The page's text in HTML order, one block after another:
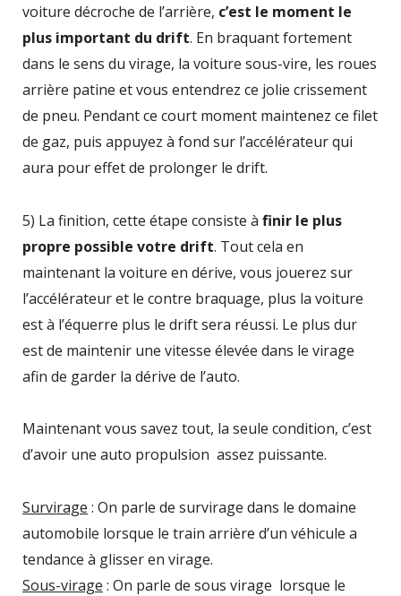
voiture décroche de l’arrière, c’est le moment le
plus important du drift. En braquant fortement
dans le sens du virage, la voiture sous-vire, les roues
arrière patine et vous entendrez ce jolie crissement
de pneu. Pendant ce court moment maintenez ce filet
de gaz, puis appuyez à fond sur l’accélérateur qui
aura pour effet de prolonger le drift.
5) La finition, cette étape consiste à finir le plus
propre possible votre drift. Tout cela en
maintenant la voiture en dérive, vous jouerez sur
l’accélérateur et le contre braquage, plus la voiture
est à l’équerre plus le drift sera réussi. Le plus dur
est de maintenir une vitesse élevée dans le virage
afin de garder la dérive de l’auto.
Maintenant vous savez tout, la seule condition, c’est
d’avoir une auto propulsion assez puissante.
Survirage : On parle de survirage dans le domaine
automobile lorsque le train arrière d’un véhicule a
tendance à glisser en virage.
Sous-virage : On parle de sous virage lorsque le